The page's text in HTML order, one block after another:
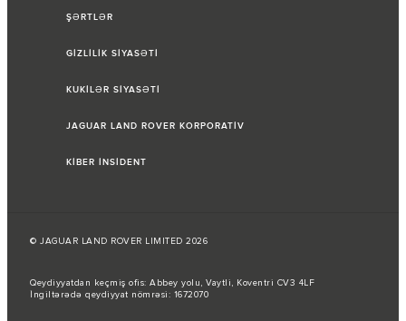
ŞƏRTLƏR
GİZLİLİK SİYASƏTİ
KUKİLƏR SİYASƏTİ
JAGUAR LAND ROVER KORPORATİV
KİBER İNSİDENT
© JAGUAR LAND ROVER LIMITED 2026
Qeydiyyatdan keçmiş ofis: Abbey yolu, Vaytli, Koventri CV3 4LF
İngiltərədə qeydiyyat nömrəsi: 1672070